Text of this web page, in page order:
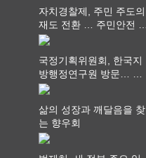
자치경찰제, 주민 주도의
재도 전환 … 주민안전 치
안서비스가 최우선 되어
국정기획위원회, 한국지
방행정연구원 방문… 국
가균형성장 논의
삶의 성장과 깨달음을 찾
는 향우회